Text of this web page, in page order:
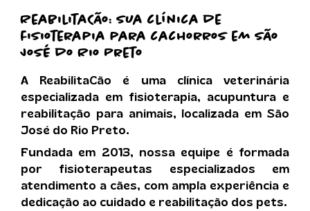
ReabilitaCão: sua clínica de
fisioterapia para cachorros em São
José do Rio Preto
A ReabilitaCão é uma clínica veterinária
especializada em fisioterapia, acupuntura e
reabilitação para animais, localizada em São
José do Rio Preto.
Fundada em 2013, nossa equipe é formada
por fisioterapeutas especializados em
atendimento a cães, com ampla experiência e
dedicação ao cuidado e reabilitação dos pets.